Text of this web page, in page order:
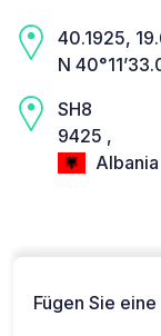
40.1925,
N
SH8
9425 ,
Albania
Fügen Sie